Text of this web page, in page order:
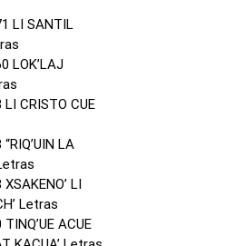
LI SANTIL
LOK’LAJ
CRISTO CUE
LA
LI
Letras
ACUE